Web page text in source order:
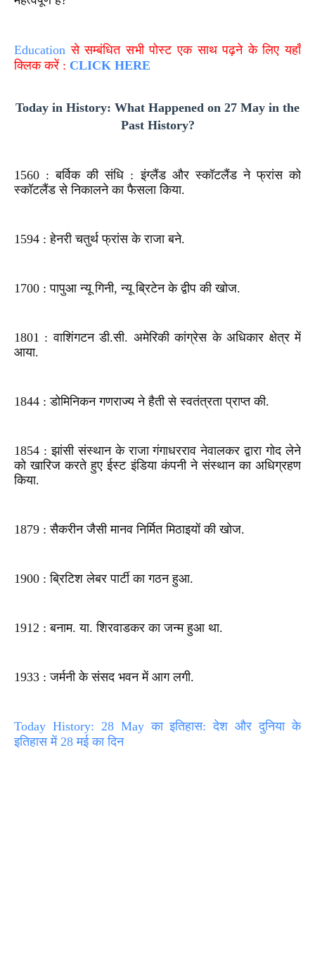
Education से सम्बंधित सभी पोस्ट एक साथ पढ़ने के लिए यहाँ
क्लिक करें : CLICK HERE
Today in History: What Happened on 27 May in the
Past History?
1560 : बर्विक की संधि : इंग्लैंड और स्कॉटलैंड ने फ्रांस को
स्कॉटलैंड से निकालने का फैसला किया.
1594 : हेनरी चतुर्थ फ्रांस के राजा बने.
1700 : पापुआ न्यू गिनी, न्यू ब्रिटेन के द्वीप की खोज.
1801 : वाशिंगटन डी.सी. अमेरिकी कांग्रेस के अधिकार क्षेत्र में
आया.
1844 : डोमिनिकन गणराज्य ने हैती से स्वतंत्रता प्राप्त की.
1854 : झांसी संस्थान के राजा गंगाधरराव नेवालकर द्वारा गोद लेने
को खारिज करते हुए ईस्ट इंडिया कंपनी ने संस्थान का अधिग्रहण
किया.
1879 : सैकरीन जैसी मानव निर्मित मिठाइयों की खोज.
1900 : ब्रिटिश लेबर पार्टी का गठन हुआ.
1912 : बनाम. या. शिरवाडकर का जन्म हुआ था.
1933 : जर्मनी के संसद भवन में आग लगी.
Today History: 28 May का इतिहास: देश और दुनिया के
इतिहास में 28 मई का दिन